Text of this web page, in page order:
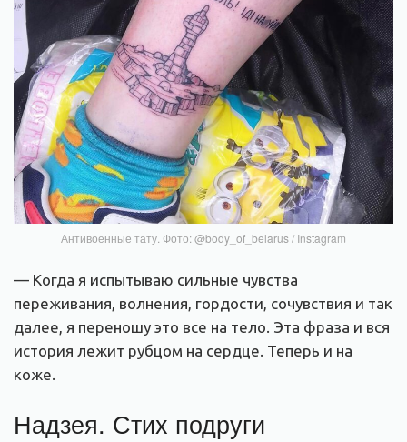
Антивоенные тату. Фото: @body_of_belarus / Instagram
— Когда я испытываю сильные чувства
переживания, волнения, гордости, сочувствия и так
далее, я переношу это все на тело. Эта фраза и вся
история лежит рубцом на сердце. Теперь и на
коже.
Надзея. Стих подруги